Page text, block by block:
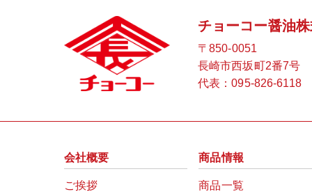
チョーコー醤油
〒850-0051
長崎市西坂町2番7号
代表：095-826-6118
会社概要
ご挨拶
商品情報
商品一覧